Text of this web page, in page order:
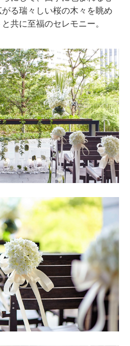
がる瑞々しい桜の木々を眺め
共に至福のセレモニー。